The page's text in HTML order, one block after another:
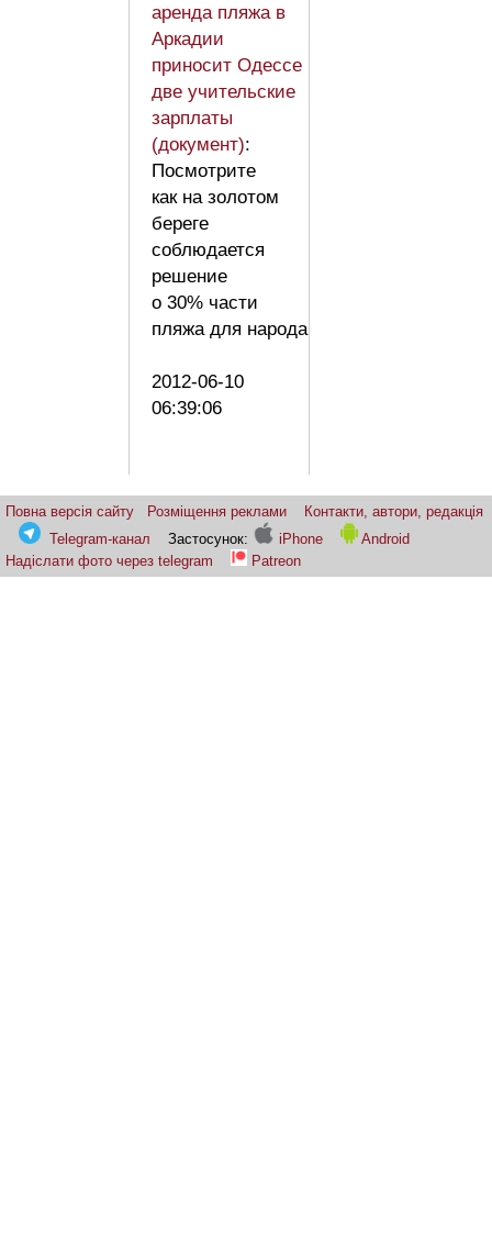
аренда пляжа в
Аркадии
приносит Одессе
две учительские
зарплаты
(документ):
Посмотрите
как на золотом
береге
соблюдается
решение
о 30% части
пляжа для народа
2012-06-10
06:39:06
Повна версія сайту Розміщення реклами
Контакти, автори, редакція
Telegram-канал
Застосунок: iPhone
Android
Надіслати фото через telegram
Patreon